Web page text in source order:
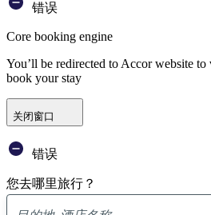
错误
Core booking engine
You’ll be redirected to Accor website
book your stay
关闭窗口
错误
您去哪里旅行？